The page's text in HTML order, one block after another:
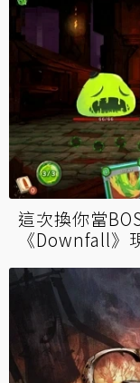
這次換你當
《Downfall》